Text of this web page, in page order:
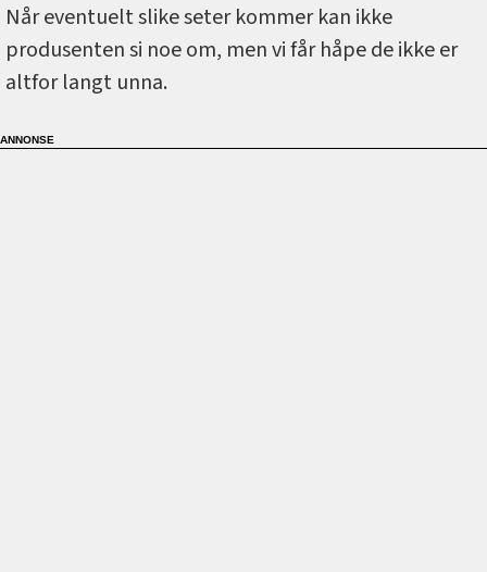
Når eventuelt slike seter kommer kan ikke
produsenten si noe om, men vi får håpe de ikke er
altfor langt unna.